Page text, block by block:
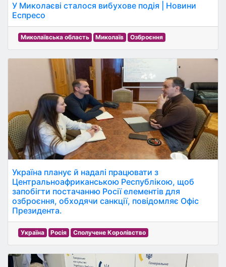
У Миколаєві сталося вибухове подія | Новини
Еспресо
Миколаївська область Миколаїв Озброєння
Україна планує й надалі працювати з
Центральноафриканською Республікою, щоб
запобігти постачанню Росії елементів для
озброєння, обходячи санкції, повідомляє Офіс
Президента.
Україна Росія Сполучене Королівство